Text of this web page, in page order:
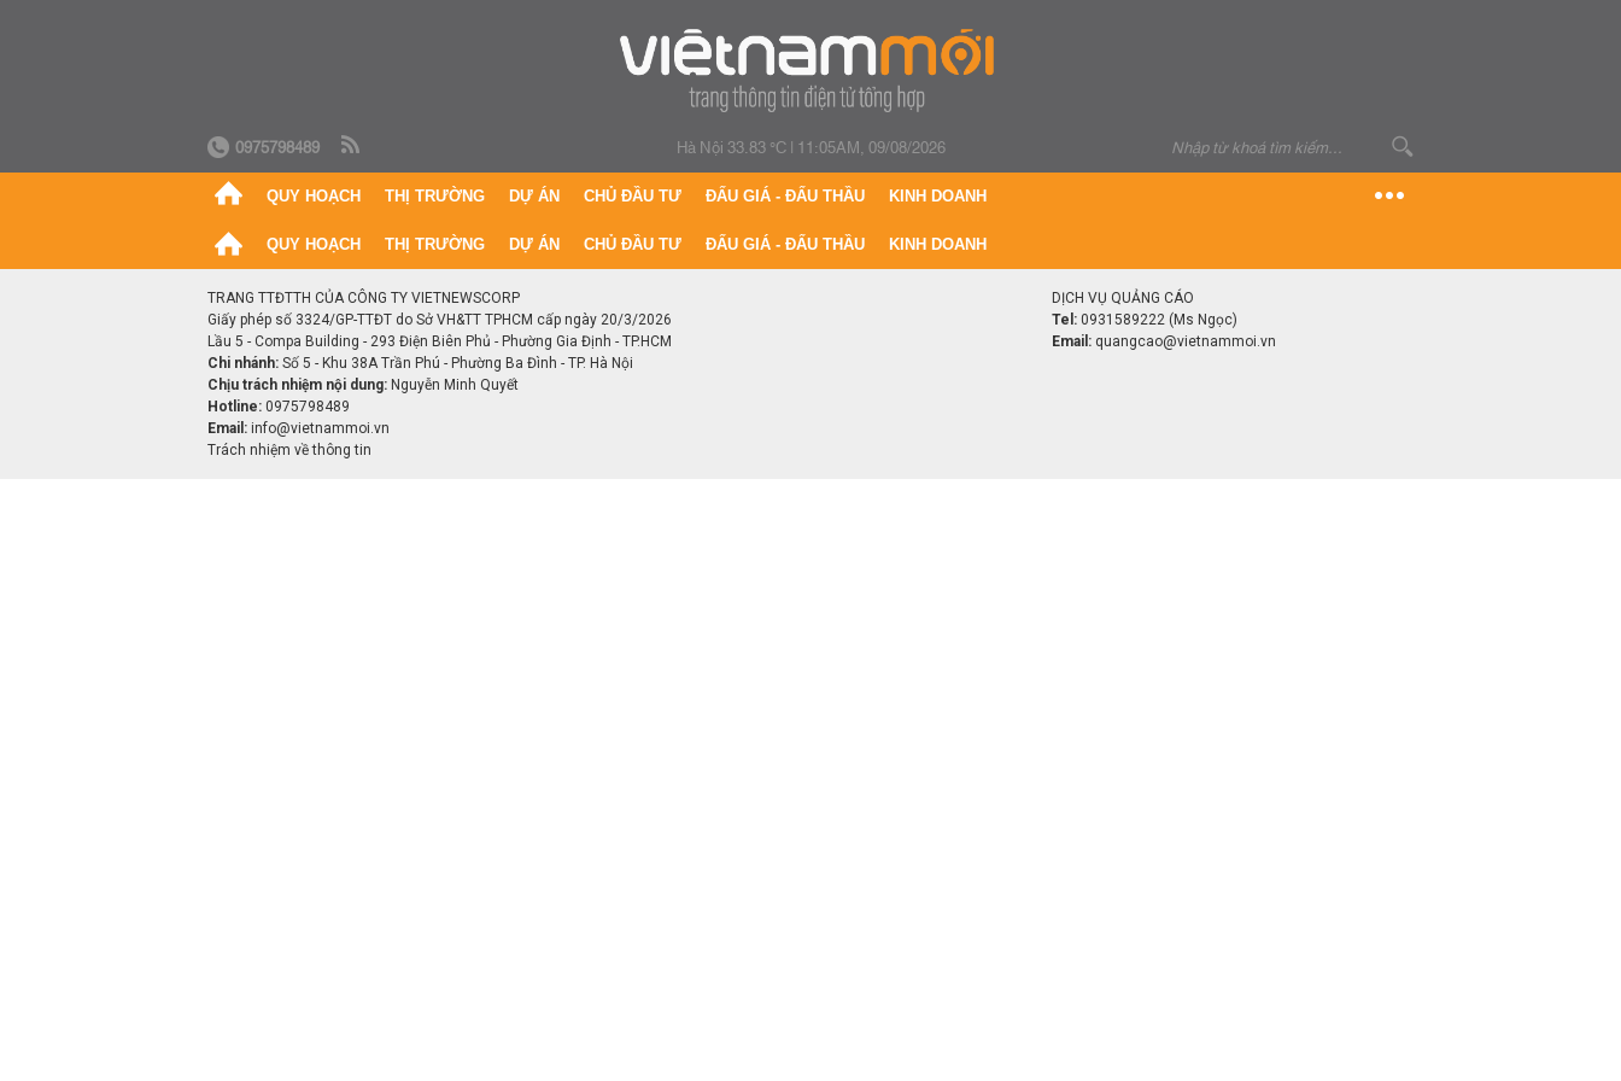
0975798489 Hà Nội 33.83 °C| 11:05AM, 09/08/2026
QUY HOẠCH THỊ TRƯỜNG DỰ ÁN CHỦ ĐẦU TƯ ĐẤU GIÁ - ĐẤU THẦU KINH DOANH
QUY HOẠCH THỊ TRƯỜNG DỰ ÁN CHỦ ĐẦU TƯ ĐẤU GIÁ - ĐẤU THẦU KINH DOANH
TRANG TTĐTTH CỦA CÔNG TY VIETNEWSCORP
Giấy phép số 3324/GP-TTĐT do Sở VH&TT TPHCM cấp ngày 20/3/2026
Lầu 5 - Compa Building - 293 Điện Biên Phủ - Phường Gia Định - TP.HCM
Chi nhánh: Số 5 - Khu 38A Trần Phú - Phường Ba Đình - TP. Hà Nội
Chịu trách nhiệm nội dung: Nguyễn Minh Quyết
Hotline: 0975798489
Email: info@vietnammoi.vn
Trách nhiệm về thông tin
DỊCH VỤ QUẢNG CÁO
Tel: 0931589222 (Ms Ngọc)
Email: quangcao@vietnammoi.vn